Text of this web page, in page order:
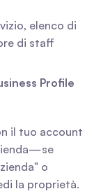
elenco di
di staff
Profile
il tuo account
o
la proprietà.